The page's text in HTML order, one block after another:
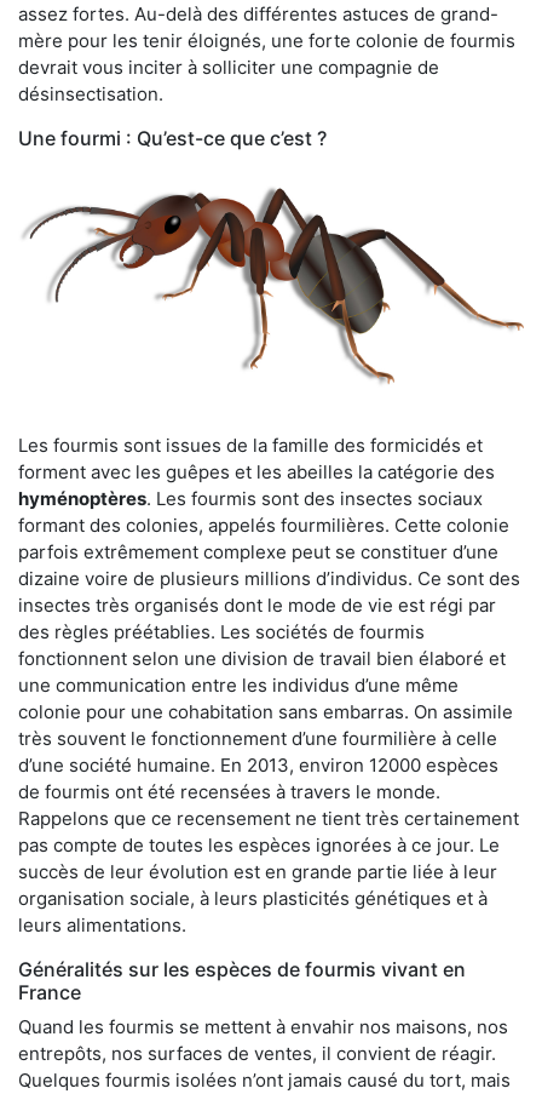
assez fortes. Au-delà des différentes astuces de grand-
mère pour les tenir éloignés, une forte colonie de fourmis
devrait vous inciter à solliciter une compagnie de
désinsectisation.
Une fourmi : Qu’est-ce que c’est ?
Les fourmis sont issues de la famille des formicidés et
forment avec les guêpes et les abeilles la catégorie des
hyménoptères. Les fourmis sont des insectes sociaux
formant des colonies, appelés fourmilières. Cette colonie
parfois extrêmement complexe peut se constituer d’une
dizaine voire de plusieurs millions d’individus. Ce sont des
insectes très organisés dont le mode de vie est régi par
des règles préétablies. Les sociétés de fourmis
fonctionnent selon une division de travail bien élaboré et
une communication entre les individus d’une même
colonie pour une cohabitation sans embarras. On assimile
très souvent le fonctionnement d’une fourmilière à celle
d’une société humaine. En 2013, environ 12000 espèces
de fourmis ont été recensées à travers le monde.
Rappelons que ce recensement ne tient très certainement
pas compte de toutes les espèces ignorées à ce jour. Le
succès de leur évolution est en grande partie liée à leur
organisation sociale, à leurs plasticités génétiques et à
leurs alimentations.
Généralités sur les espèces de fourmis vivant en
France
Quand les fourmis se mettent à envahir nos maisons, nos
entrepôts, nos surfaces de ventes, il convient de réagir.
Quelques fourmis isolées n’ont jamais causé du tort, mais